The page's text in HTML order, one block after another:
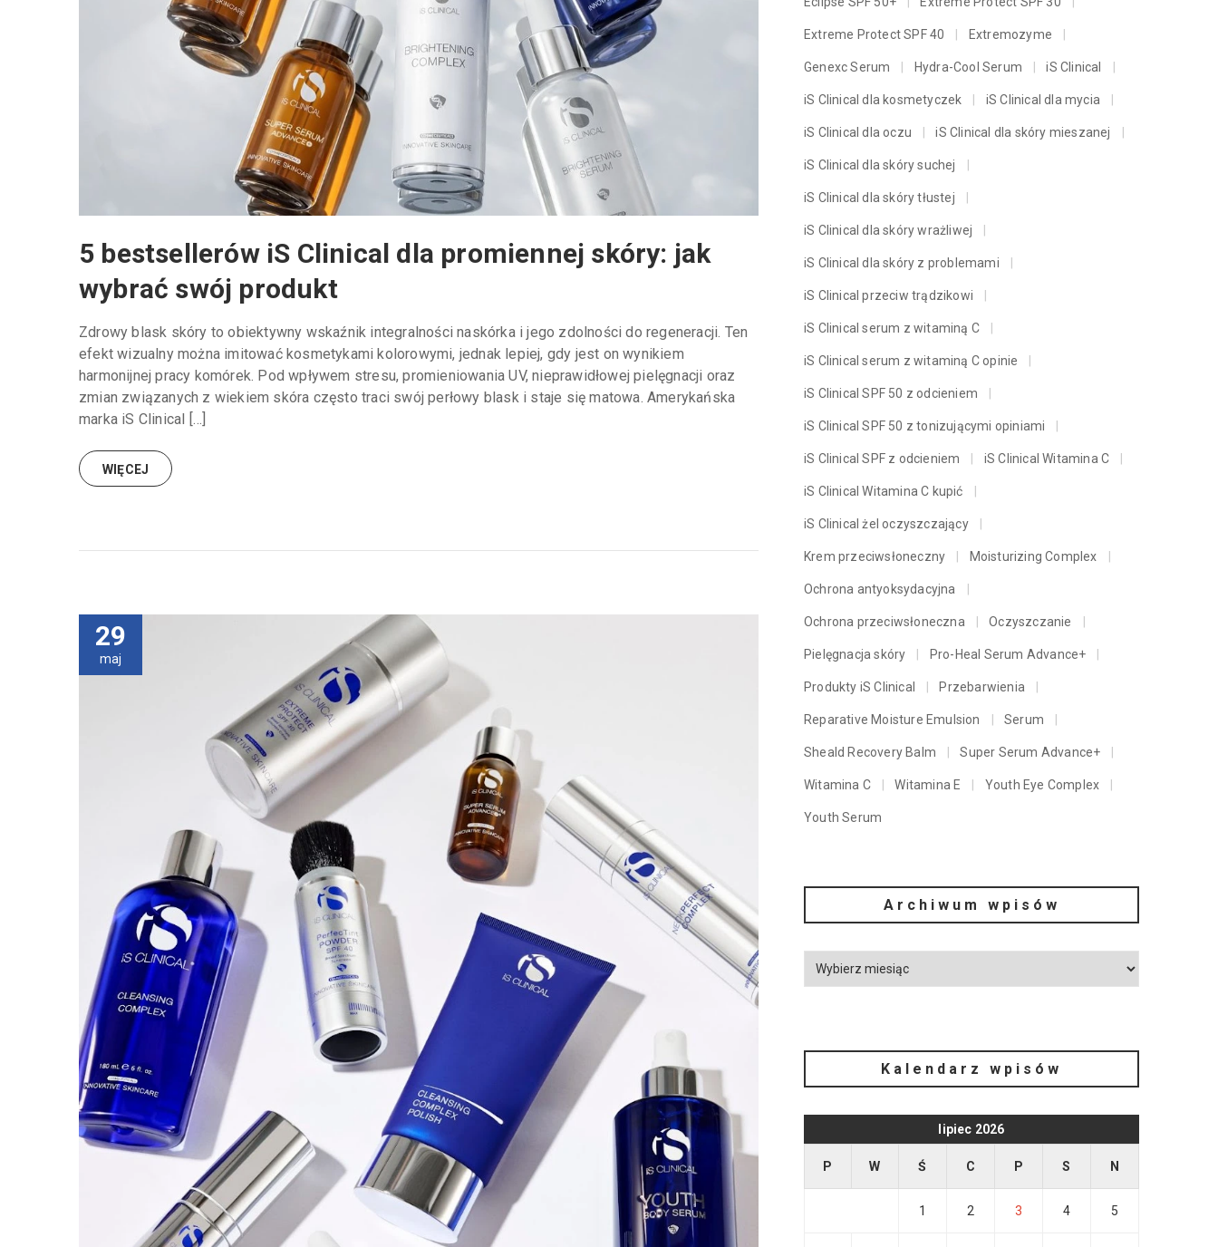
5 bestsellerów iS Clinical dla promiennej skóry: jak
wybrać swój produkt
Zdrowy blask skóry to obiektywny wskaźnik integralności naskórka i jego zdolności do regeneracji. Ten
efekt wizualny można imitować kosmetykami kolorowymi, jednak lepiej, gdy jest on wynikiem
harmonijnej pracy komórek. Pod wpływem stresu, promieniowania UV, nieprawidłowej pielęgnacji oraz
zmian związanych z wiekiem skóra często traci swój perłowy blask i staje się matowa. Amerykańska
marka iS Clinical […]
WIĘCEJ
29
maj
Extreme Protect SPF 40 Extremozyme
Genexc Serum Hydra-Cool Serum iS Clinical
iS Clinical dla kosmetyczek iS Clinical dla mycia
iS Clinical dla oczu iS Clinical dla skóry mieszanej
iS Clinical dla skóry suchej
iS Clinical dla skóry tłustej
iS Clinical dla skóry wrażliwej
iS Clinical dla skóry z problemami
iS Clinical przeciw trądzikowi
iS Clinical serum z witaminą C
iS Clinical serum z witaminą C opinie
iS Clinical SPF 50 z odcieniem
iS Clinical SPF 50 z tonizującymi opiniami
iS Clinical SPF z odcieniem iS Clinical Witamina C
iS Clinical Witamina C kupić
iS Clinical żel oczyszczający
Krem przeciwsłoneczny Moisturizing Complex
Ochrona antyoksydacyjna
Ochrona przeciwsłoneczna Oczyszczanie
Pielęgnacja skóry Pro-Heal Serum Advance+
Produkty iS Clinical Przebarwienia
Reparative Moisture Emulsion Serum
Sheald Recovery Balm Super Serum Advance+
Witamina C Witamina E Youth Eye Complex
Youth Serum
Archiwum wpisów
Kalendarz wpisów
lipiec 2026
P W Ś C P S N
1 2 3 4 5